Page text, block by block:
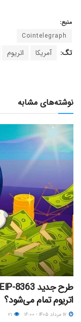
منبع:
Cointelegraph
تگ: آمریکا اتریوم
نوشته‌های مشابه
اتریوم تمام می‌شود؟